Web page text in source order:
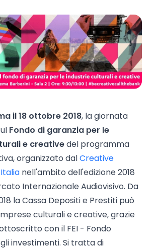
il 18 ottobre 2018, la giornata
Fondo di garanzia per le
e creativedel programma
organizzato dalCreative
nell'ambito dell'edizione 2018
Internazionale Audiovisivo. Da
la Cassa Depositi e Prestiti può
culturali e creative, grazie
con il FEI - Fondo
investimenti. Si tratta di